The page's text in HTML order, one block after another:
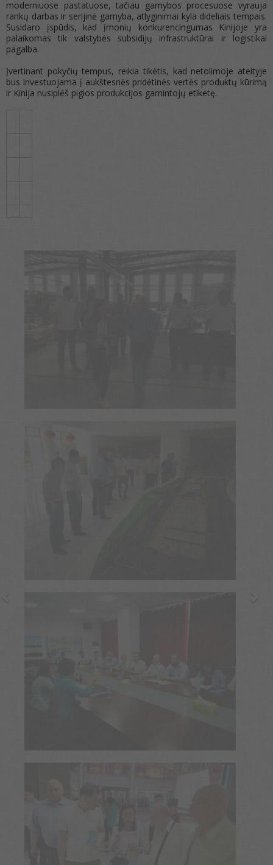
moderniuose pastatuose, tačiau gamybos procesuose vyrauja
rankų darbas ir serijinė gamyba, atlyginimai kyla dideliais tempais.
Susidaro įspūdis, kad įmonių konkurencingumas Kinijoje yra
palaikomas tik valstybės subsidijų infrastruktūrai ir logistikai
pagalba.
Įvertinant pokyčių tempus, reikia tikėtis, kad netolimoje ateityje
bus investuojama į aukštesnės pridėtinės vertės produktų kūrimą
ir Kinija nusiplėš pigios produkcijos gamintojų etiketę.